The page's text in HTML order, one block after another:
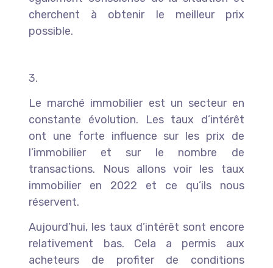
cherchent à obtenir le meilleur prix
possible.
3.
Le marché immobilier est un secteur en
constante évolution. Les taux d’intérêt
ont une forte influence sur les prix de
l’immobilier et sur le nombre de
transactions. Nous allons voir les taux
immobilier en 2022 et ce qu’ils nous
réservent.
Aujourd’hui, les taux d’intérêt sont encore
relativement bas. Cela a permis aux
acheteurs de profiter de conditions